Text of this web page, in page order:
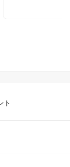
ト